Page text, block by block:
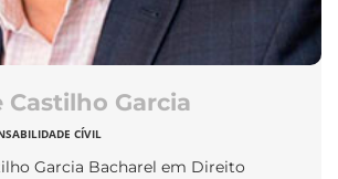
Castilho Garcia
CÍVIL
Garcia Bacharel em Direito